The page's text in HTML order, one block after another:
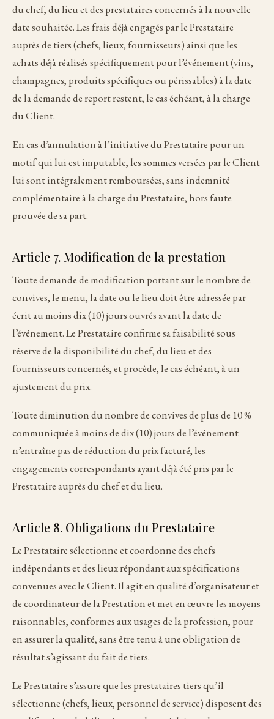
du chef, du lieu et des prestataires concernés à la nouvelle
date souhaitée. Les frais déjà engagés par le Prestataire
auprès de tiers (chefs, lieux, fournisseurs) ainsi que les
achats déjà réalisés spécifiquement pour l’événement (vins,
champagnes, produits spécifiques ou périssables) à la date
de la demande de report restent, le cas échéant, à la charge
du Client.
En cas d’annulation à l’initiative du Prestataire pour un
motif qui lui est imputable, les sommes versées par le Client
lui sont intégralement remboursées, sans indemnité
complémentaire à la charge du Prestataire, hors faute
prouvée de sa part.
Article 7. Modification de la prestation
Toute demande de modification portant sur le nombre de
convives, le menu, la date ou le lieu doit être adressée par
écrit au moins dix (10) jours ouvrés avant la date de
l’événement. Le Prestataire confirme sa faisabilité sous
réserve de la disponibilité du chef, du lieu et des
fournisseurs concernés, et procède, le cas échéant, à un
ajustement du prix.
Toute diminution du nombre de convives de plus de 10 %
communiquée à moins de dix (10) jours de l’événement
n’entraîne pas de réduction du prix facturé, les
engagements correspondants ayant déjà été pris par le
Prestataire auprès du chef et du lieu.
Article 8. Obligations du Prestataire
Le Prestataire sélectionne et coordonne des chefs
indépendants et des lieux répondant aux spécifications
convenues avec le Client. Il agit en qualité d’organisateur et
de coordinateur de la Prestation et met en œuvre les moyens
raisonnables, conformes aux usages de la profession, pour
en assurer la qualité, sans être tenu à une obligation de
résultat s’agissant du fait de tiers.
Le Prestataire s’assure que les prestataires tiers qu’il
sélectionne (chefs, lieux, personnel de service) disposent des